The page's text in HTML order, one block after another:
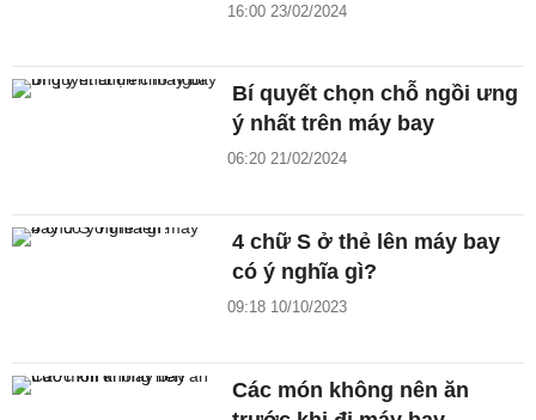
16:00 23/02/2024
Bí quyết chọn chỗ ngồi ưng
ý nhất trên máy bay
06:20 21/02/2024
4 chữ S ở thẻ lên máy bay
có ý nghĩa gì?
09:18 10/10/2023
Các món không nên ăn